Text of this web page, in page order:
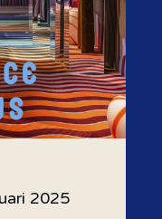
2025